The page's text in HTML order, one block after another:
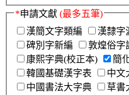
*申請文獻 (最多五筆)
漢簡文字類編
漢隸字
碑別字新編
敦煌俗字
康熙字典(校正本)
簡
韓國基礎漢字表
中文
中國書法大字典
草書